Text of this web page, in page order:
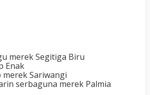
merek Segitiga Biru
Enak
Sariwangi
serbaguna merek Palmia